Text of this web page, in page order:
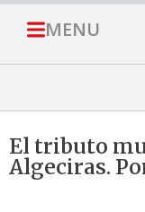
MENU
El tributo
Algeciras.